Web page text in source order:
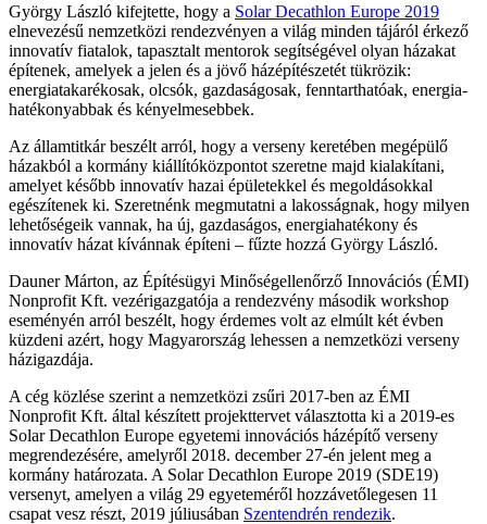
György László kifejtette, hogy a Solar Decathlon Europe 2019
elnevezésű nemzetközi rendezvényen a világ minden tájáról érkező
innovatív fiatalok, tapasztalt mentorok segítségével olyan házakat
építenek, amelyek a jelen és a jövő házépítészetét tükrözik:
energiatakarékosak, olcsók, gazdaságosak, fenntarthatóak, energia-
hatékonyabbak és kényelmesebbek.
Az államtitkár beszélt arról, hogy a verseny keretében megépülő
házakból a kormány kiállítóközpontot szeretne majd kialakítani,
amelyet később innovatív hazai épületekkel és megoldásokkal
egészítenek ki. Szeretnénk megmutatni a lakosságnak, hogy milyen
lehetőségeik vannak, ha új, gazdaságos, energiahatékony és
innovatív házat kívánnak építeni – fűzte hozzá György László.
Dauner Márton, az Építésügyi Minőségellenőrző Innovációs (ÉMI)
Nonprofit Kft. vezérigazgatója a rendezvény második workshop
eseményén arról beszélt, hogy érdemes volt az elmúlt két évben
küzdeni azért, hogy Magyarország lehessen a nemzetközi verseny
házigazdája.
A cég közlése szerint a nemzetközi zsűri 2017-ben az ÉMI
Nonprofit Kft. által készített projekttervet választotta ki a 2019-es
Solar Decathlon Europe egyetemi innovációs házépítő verseny
megrendezésére, amelyről 2018. december 27-én jelent meg a
kormány határozata. A Solar Decathlon Europe 2019 (SDE19)
versenyt, amelyen a világ 29 egyeteméről hozzávetőlegesen 11
csapat vesz részt, 2019 júliusában Szentendrén rendezik.